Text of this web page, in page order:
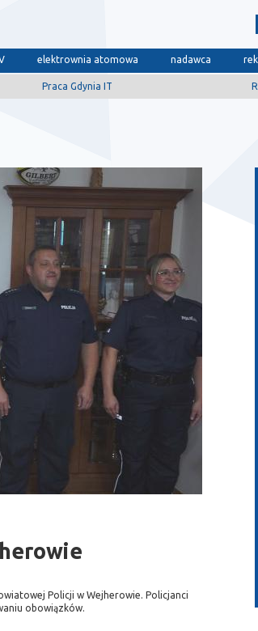
elektrownia atomowa nadawca
Praca Gdynia IT
Policji w Wejherowie. Policjanci
obowiązków.